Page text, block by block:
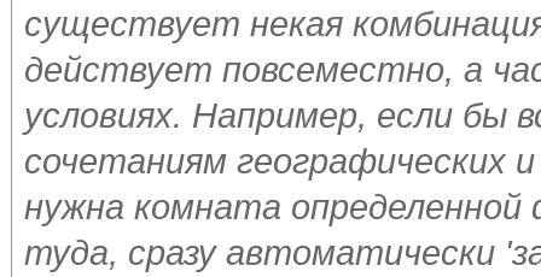
существует некая
действует повсеместно, а
условиях. Например, если бы
сочетаниям географических
нужна комната
туда, сразу автоматически